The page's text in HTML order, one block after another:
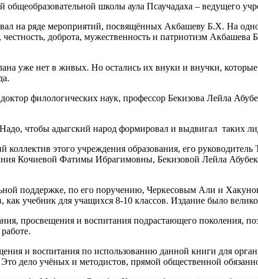
школы аула Псаучадаха – ведущего
ряде мероприятий, посвящённых Акбашеву Б.Х. На
доброта, мужественность и патриотизм Акбашева
нет в живых. Но остались их внуки и внучки, которые
филологических наук, профессор Бекизова Лейла
чтобы адыгский народ формировал и выдвигал таких
этого учреждения образования, его руководитель
Кочиевой Фатимы Ибрагимовны, Бекизовой Лейла
поддержке, по его поручению, Черкесовым Али и
учебник для учащихся 8-10 классов. Издание было
просвещения и воспитания подрастающего поколения,
и воспитания по использованию данной книги для
дело учёных и методистов, прямой общественной